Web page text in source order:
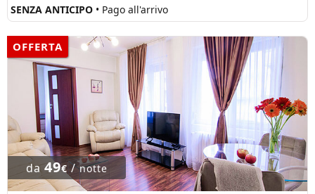
SENZA ANTICIPO • Pago all'arrivo
OFFERTA
da 49€/notte